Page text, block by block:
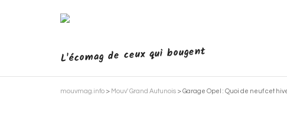
L'écomag de ceux qui bougent
mouvmag.info > Mouv' Grand Autunois >Garage Opel : Quoi de neuf cet